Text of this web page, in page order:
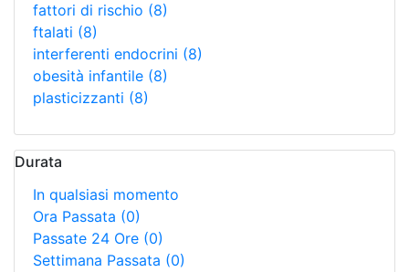
fattori di rischio (8)
ftalati (8)
interferenti endocrini (8)
obesità infantile (8)
plasticizzanti (8)
Durata
In qualsiasi momento
Ora Passata (0)
Passate 24 Ore (0)
Settimana Passata (0)